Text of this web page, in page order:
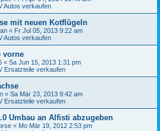
Autos verkaufen
mit neuen Kotflügeln
« Fr Jul 05, 2013 9:22 am
Autos verkaufen
vorne
« Sa Jun 15, 2013 1:31 pm
Ersatzteile verkaufen
« Sa Mär 23, 2013 9:42 am
Ersatzteile verkaufen
Umbau an Alfisti abzugeben
« Mo Mär 19, 2012 2:53 pm